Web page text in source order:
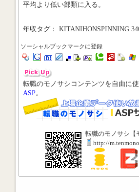
平均より低い部類に入る。
年収タグ： KITANIHONSPINNING
ソーシャルブックマークに登録
転職のモノサシコンテンツを自由に
ASP。
転職のモノサシ【
http://